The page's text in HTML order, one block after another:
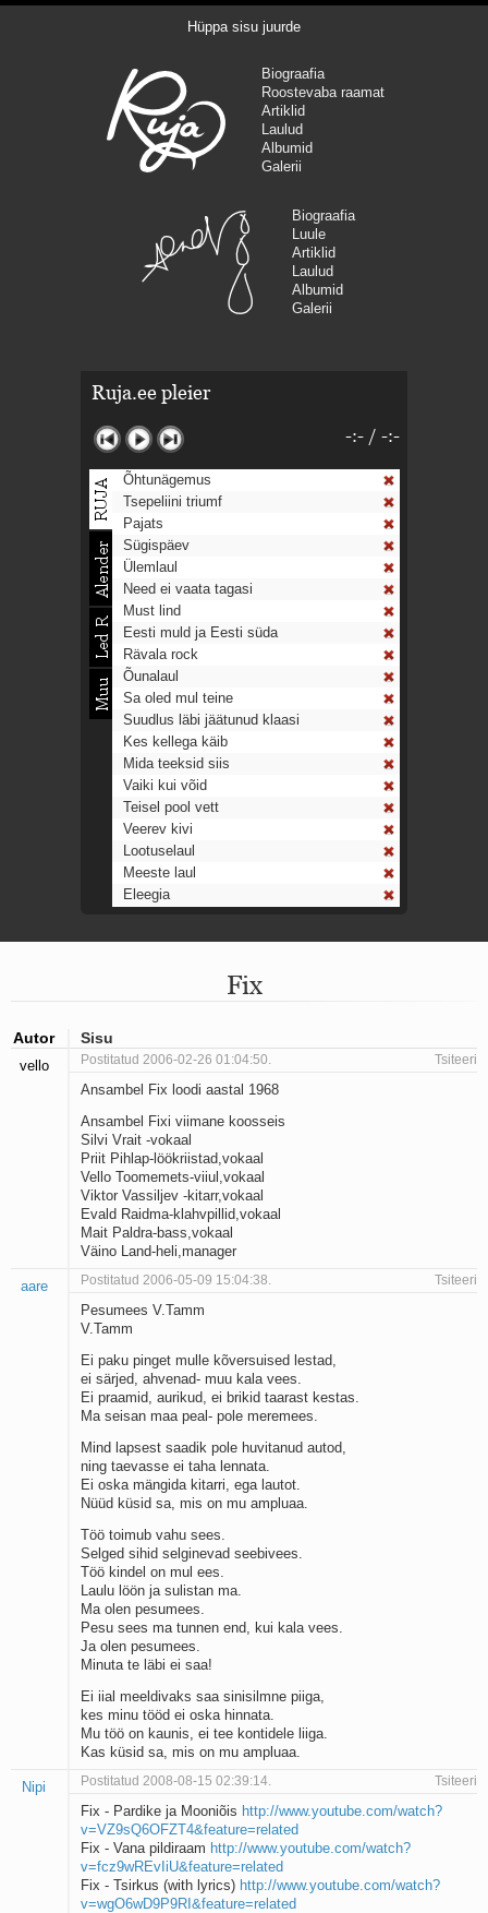
Hüppa sisu juurde
Biograafia
Roostevaba raamat
Artiklid
Laulud
Albumid
Galerii
Biograafia
Luule
Artiklid
Laulud
Albumid
Galerii
Ruja.ee pleier
-:- / -:-
Õhtunägemus
Tsepeliini triumf
Pajats
Sügispäev
Ülemlaul
Need ei vaata tagasi
Must lind
Eesti muld ja Eesti süda
Rävala rock
Õunalaul
Sa oled mul teine
Suudlus läbi jäätunud klaasi
Kes kellega käib
Mida teeksid siis
Vaiki kui võid
Teisel pool vett
Veerev kivi
Lootuselaul
Meeste laul
Eleegia
Ahtumine
Mu isamaa on minu arm
Aeg
Oota mind
Ih-ih-hii ja ah-ah-haa
Päikeselapsed
Laul võimalusest
Luigelaul
Nii vaikseks kõik on jäänud
Mis saab sellest loomusevalust
Ei mullast
Avanemine
Laul teost
Põhi, lõuna, ida, lääs
Elupõline kaja
Omaette
Perekondlik
Kassimäng
Läänemere lained
Üle müüri
Valgusemaastikud
Kaks pihtimust
Ahtumine
Braueri lint
Fix
Autor Sisu
vello Postitatud 2006-02-26 01:04:50. Tsiteeri
Ansambel Fix loodi aastal 1968
Ansambel Fixi viimane koosseis
Silvi Vrait -vokaal
Priit Pihlap-löökriistad,vokaal
Vello Toomemets-viiul,vokaal
Viktor Vassiljev -kitarr,vokaal
Evald Raidma-klahvpillid,vokaal
Mait Paldra-bass,vokaal
Väino Land-heli,manager
aare Postitatud 2006-05-09 15:04:38. Tsiteeri
Pesumees V.Tamm
V.Tamm
Ei paku pinget mulle kõversuised lestad,
ei särjed, ahvenad- muu kala vees.
Ei praamid, aurikud, ei brikid taarast kestas.
Ma seisan maa peal- pole meremees.
Mind lapsest saadik pole huvitanud autod,
ning taevasse ei taha lennata.
Ei oska mängida kitarri, ega lautot.
Nüüd küsid sa, mis on mu ampluaa.
Töö toimub vahu sees.
Selged sihid selginevad seebivees.
Töö kindel on mul ees.
Laulu löön ja sulistan ma.
Ma olen pesumees.
Pesu sees ma tunnen end, kui kala vees.
Ja olen pesumees.
Minuta te läbi ei saa!
Ei iial meeldivaks saa sinisilmne piiga,
kes minu tööd ei oska hinnata.
Mu töö on kaunis, ei tee kontidele liiga.
Kas küsid sa, mis on mu ampluaa.
Nipi Postitatud 2008-08-15 02:39:14. Tsiteeri
Fix - Pardike ja Mooniõis http://www.youtube.com/watch?
v=VZ9sQ6OFZT4&feature=related
Fix - Vana pildiraam http://www.youtube.com/watch?
v=fcz9wREvIiU&feature=related
Fix - Tsirkus (with lyrics) http://www.youtube.com/watch?
v=wgO6wD9P9RI&feature=related